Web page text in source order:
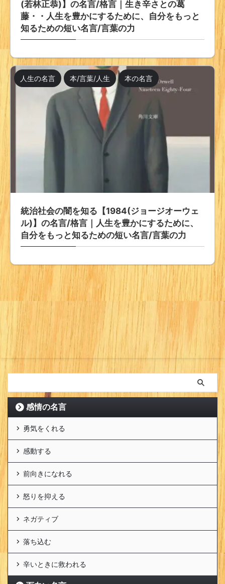
(若林正恭)】の名言/格言｜生き辛さとの葛
藤・・人生を豊かにするために、自分をもっと
知るための短い名言/言葉の力
人生の名言 本/言葉/人生 本の名言
統治社会の闇を知る【1984(ジョージオーウェ
ル)】の名言/格言｜人生を豊かにするために、
自分をもっと知るための短い名言/言葉の力
感情の名言
勇気をくれる
感動する
前向きになれる
怒りを抑える
ネガティブ
落ち込む
辛いときに救われる